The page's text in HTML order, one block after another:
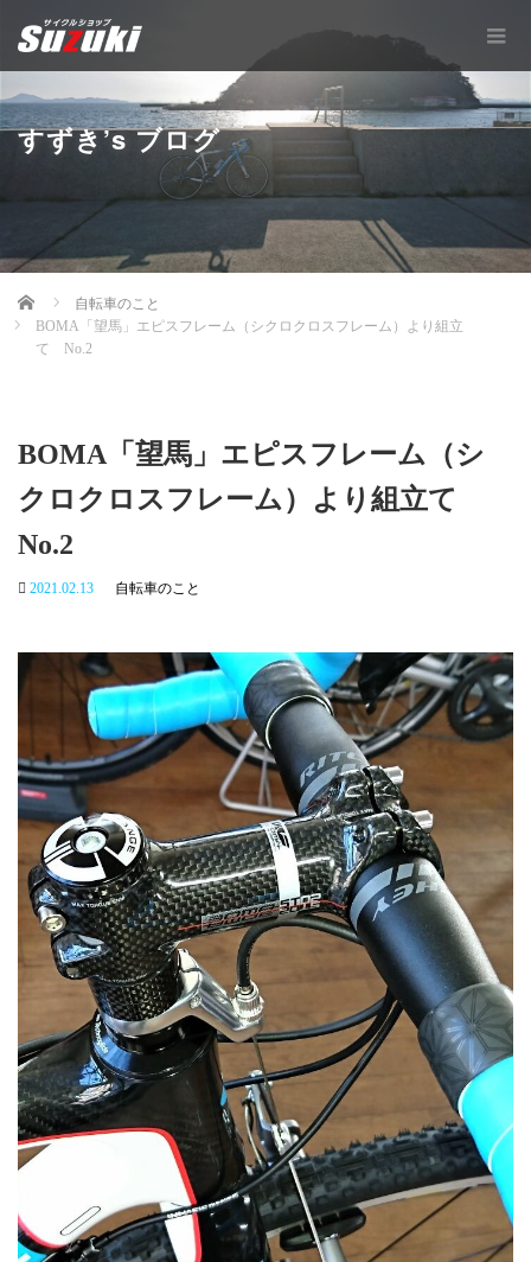
すずき’s ブログ
Home
自転車のこと
BOMA「望馬」エピスフレーム（シクロクロスフレーム）より組立
て No.2
BOMA「望馬」エピスフレーム（シ
クロクロスフレーム）より組立て
No.2
2021.02.13 自転車のこと